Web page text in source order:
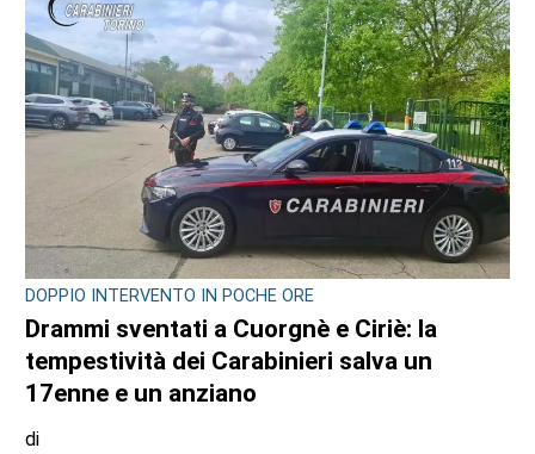
DOPPIO INTERVENTO IN POCHE ORE
Drammi sventati a Cuorgnè e Ciriè: la
tempestività dei Carabinieri salva un
17enne e un anziano
di